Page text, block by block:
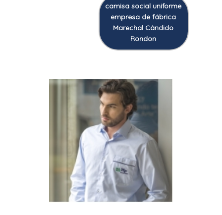
camisa social uniforme
empresa de fábrica
Marechal Cândido
Rondon